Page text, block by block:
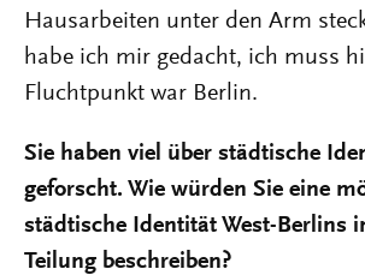
Hausarbeiten unter den Arm
habe ich mir gedacht, ich muss
Fluchtpunkt war Berlin.
Sie haben viel über städtische
geforscht. Wie würden Sie eine
städtische Identität West-Berlins
Teilung beschreiben?